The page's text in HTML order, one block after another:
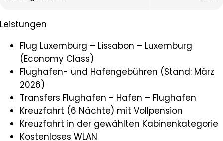
Leistungen
Flug Luxemburg – Lissabon – Luxemburg
(Economy Class)
Flughafen- und Hafengebühren (Stand: März
2026)
Transfers Flughafen – Hafen – Flughafen
Kreuzfahrt (6 Nächte) mit Vollpension
Kreuzfahrt in der gewählten Kabinenkategorie
Kostenloses WLAN